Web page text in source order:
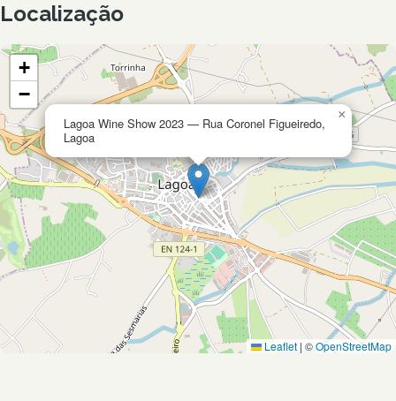
Localização
Lagoa Wine Show 2023 — Rua Coronel Figueiredo,
Lagoa
×
+
−
Leaflet | ©OpenStreetMap